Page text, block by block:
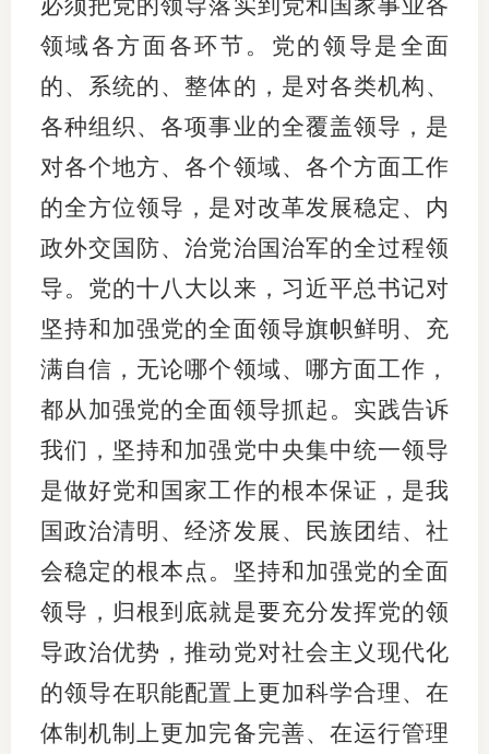
必须把党的领导落实到党和国家事业各
领域各方面各环节。党的领导是全面
的、系统的、整体的，是对各类机构、
各种组织、各项事业的全覆盖领导，是
对各个地方、各个领域、各个方面工作
的全方位领导，是对改革发展稳定、内
政外交国防、治党治国治军的全过程领
导。党的十八大以来，习近平总书记对
坚持和加强党的全面领导旗帜鲜明、充
满自信，无论哪个领域、哪方面工作，
都从加强党的全面领导抓起。实践告诉
我们，坚持和加强党中央集中统一领导
是做好党和国家工作的根本保证，是我
国政治清明、经济发展、民族团结、社
会稳定的根本点。坚持和加强党的全面
领导，归根到底就是要充分发挥党的领
导政治优势，推动党对社会主义现代化
的领导在职能配置上更加科学合理、在
体制机制上更加完备完善、在运行管理